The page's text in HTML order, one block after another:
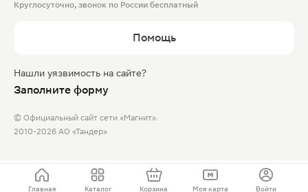
Круглосуточно, звонок по России бесплатный
Помощь
Нашли уязвимость на сайте?
Заполните форму
© Официальный сайт сети «Магнит».
2010-2026 АО «Тандер»
Главная Каталог Корзина Моя карта Войти